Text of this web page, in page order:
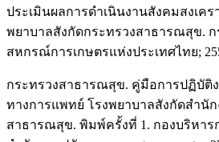
ประเมินผลการดำเนินงานสังคมสงเค
พยาบาลสังกัดกระทรวงสาธารณสุข.
สหกรณ์การเกษตรแห่งประเทศไทย;
กระทรวงสาธารณสุข. คู่มือการปฏิบัติ
ทางการแพทย์ โรงพยาบาลสังกัดสำนั
สาธารณสุข. พิมพ์ครั้งที่ 1. กองบริหา